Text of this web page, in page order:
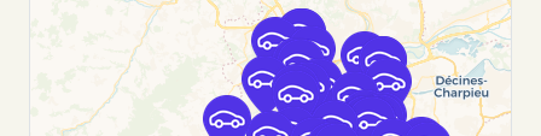
Free2Move Rent - GARAGE GUTTARL SARL -
PIERRE-BENITE (C)
5.4
km
RUE JULES GUESDE